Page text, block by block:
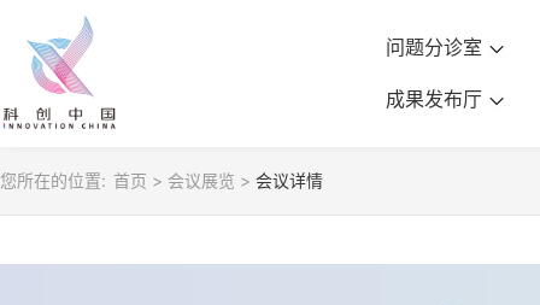
问题分诊室
成果发布厅
您所在的位置: 首页 > 会议展览 > 会议详情